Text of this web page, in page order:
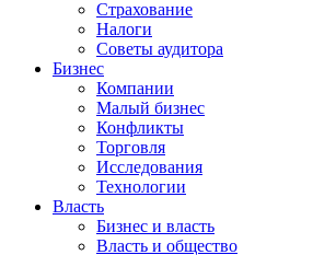
Страхование
Налоги
Советы аудитора
Бизнес
Компании
Малый бизнес
Конфликты
Торговля
Исследования
Технологии
Власть
Бизнес и власть
Власть и общество